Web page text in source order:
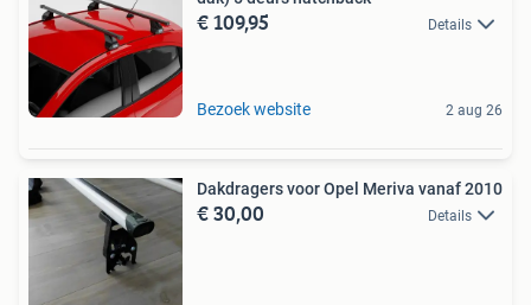
€ 109,95 Details
Bezoek website 2 aug 26
Dakdragers voor Opel Meriva vanaf 2010
€ 30,00 Details